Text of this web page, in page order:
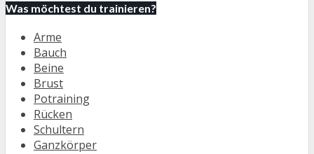
Was möchtest du trainieren?
Arme
Bauch
Beine
Brust
Potraining
Rücken
Schultern
Ganzkörper